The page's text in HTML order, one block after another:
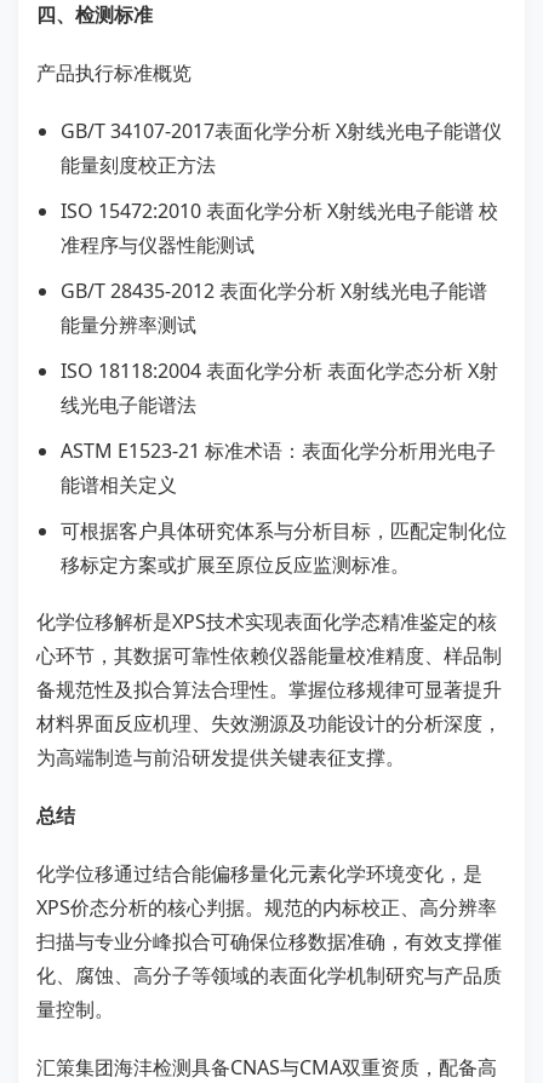
四、检测标准
产品执行标准概览
GB/T 34107-2017表面化学分析 X射线光电子能谱仪
能量刻度校正方法
ISO 15472:2010 表面化学分析 X射线光电子能谱 校
准程序与仪器性能测试
GB/T 28435-2012 表面化学分析 X射线光电子能谱
能量分辨率测试
ISO 18118:2004 表面化学分析 表面化学态分析 X射
线光电子能谱法
ASTM E1523-21 标准术语：表面化学分析用光电子
能谱相关定义
可根据客户具体研究体系与分析目标，匹配定制化位
移标定方案或扩展至原位反应监测标准。
化学位移解析是XPS技术实现表面化学态精准鉴定的核
心环节，其数据可靠性依赖仪器能量校准精度、样品制
备规范性及拟合算法合理性。掌握位移规律可显著提升
材料界面反应机理、失效溯源及功能设计的分析深度，
为高端制造与前沿研发提供关键表征支撑。
总结
化学位移通过结合能偏移量化元素化学环境变化，是
XPS价态分析的核心判据。规范的内标校正、高分辨率
扫描与专业分峰拟合可确保位移数据准确，有效支撑催
化、腐蚀、高分子等领域的表面化学机制研究与产品质
量控制。
汇策集团海沣检测具备CNAS与CMA双重资质，配备高